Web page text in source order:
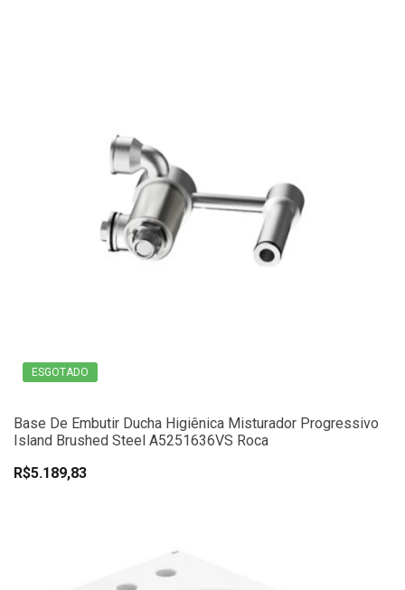
ESGOTADO
Base De Embutir Ducha Higiênica Misturador Progressivo
Island Brushed Steel A5251636VS Roca
R$5.189,83